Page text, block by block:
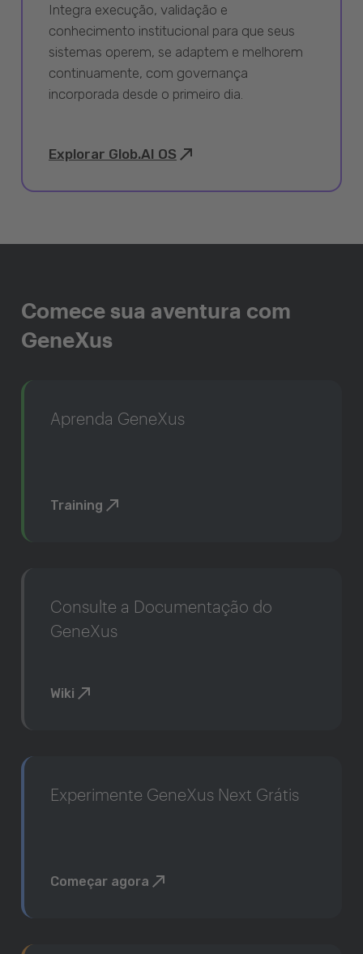
Integra execução, validação e
conhecimento institucional para que seus
sistemas operem, se adaptem e melhorem
continuamente, com governança
incorporada desde o primeiro dia.
Explorar Glob.AI OS
Comece sua aventura com
GeneXus
Aprenda GeneXus
Training
Consulte a Documentação do
GeneXus
Wiki
Experimente GeneXus Next Grátis
Começar agora